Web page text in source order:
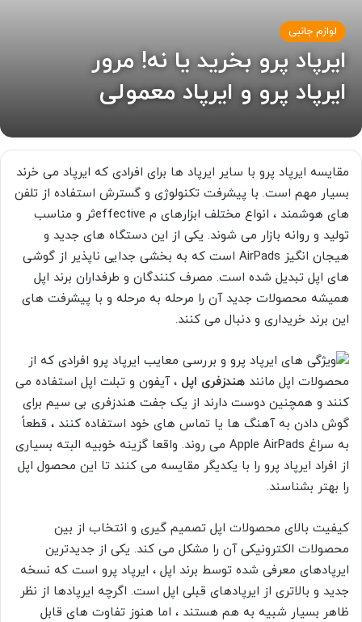
لوازم جانبی
ایرپاد پرو بخرید یا نه! مرور
ایرپاد پرو و ​​ایرپاد معمولی
مقایسه ایرپاد پرو با سایر ایرپاد ها برای افرادی که ایرپاد می خرند
بسیار مهم است. با پیشرفت تکنولوژی و گسترش استفاده از تلفن
های هوشمند ، انواع مختلف ابزارهای م effectiveثر و مناسب
تولید و روانه بازار می شوند. یکی از این دستگاه های جدید و
هیجان انگیز AirPads است که به بخشی جدایی ناپذیر از گوشی
های اپل تبدیل شده است. مصرف کنندگان و طرفداران برند اپل
همیشه محصولات جدید آن را مرحله به مرحله و با پیشرفت های
این برند خریداری و دنبال می کنند.
افرادی که از
محصولات اپل مانند هندزفری اپل ، آیفون و تبلت اپل استفاده می
کنند و همچنین دوست دارند از یک جفت هندزفری بی سیم برای
گوش دادن به آهنگ ها یا تماس های خود استفاده کنند ، قطعاً
به سراغ Apple AirPads می روند. واقعا گزینه خوبیه البته بسیاری
از افراد ایرپاد پرو را با یکدیگر مقایسه می کنند تا این محصول اپل
را بهتر بشناسند.
کیفیت بالای محصولات اپل تصمیم گیری و انتخاب از بین
محصولات الکترونیکی آن را مشکل می کند. یکی از جدیدترین
ایرپادهای معرفی شده توسط برند اپل ، ایرپاد پرو است که نسخه
جدید و بالاتری از ایرپادهای قبلی اپل است. اگرچه ایرپادها از نظر
ظاهر بسیار شبیه به هم هستند ، اما هنوز تفاوت های قابل